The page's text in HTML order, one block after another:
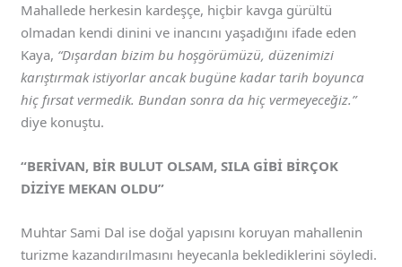
Mahallede herkesin kardeşçe, hiçbir kavga gürültü
olmadan kendi dinini ve inancını yaşadığını ifade eden
Kaya, “Dışardan bizim bu hoşgörümüzü, düzenimizi
karıştırmak istiyorlar ancak bugüne kadar tarih boyunca
hiç fırsat vermedik. Bundan sonra da hiç vermeyeceğiz.”
diye konuştu.
“BERİVAN, BİR BULUT OLSAM, SILA GİBİ BİRÇOK
DİZİYE MEKAN OLDU”
Muhtar Sami Dal ise doğal yapısını koruyan mahallenin
turizme kazandırılmasını heyecanla beklediklerini söyledi.